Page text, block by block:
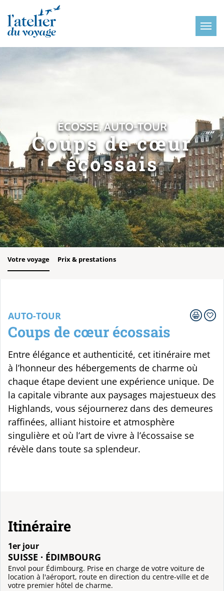
ÉCOSSE, AUTO-TOUR
Coups de cœur
écossais
Votre voyage Prix & prestations
AUTO-TOUR
Coups de cœur écossais
Entre élégance et authenticité, cet itinéraire met
à l’honneur des hébergements de charme où
chaque étape devient une expérience unique. De
la capitale vibrante aux paysages majestueux des
Highlands, vous séjournerez dans des demeures
raffinées, alliant histoire et atmosphère
singulière et où l’art de vivre à l’écossaise se
révèle dans toute sa splendeur.
Itinéraire
1er jour
SUISSE · ÉDIMBOURG
Envol pour Édimbourg. Prise en charge de votre voiture de
location à l'aéroport, route en direction du centre-ville et de
votre premier hôtel de charme.
Panneau de gestion des cookies